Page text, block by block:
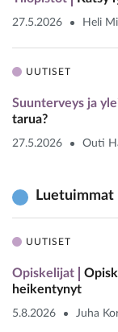
27.5.2026 Heli
UUTISET
Suunterveys ja
tarua?
27.5.2026 Outi
Luetuimmat
UUTISET
Opiskelijat
heikentynyt
5.8.2026 Juha